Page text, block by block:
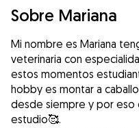
Sobre Mariana
Mi nombre es Mariana
veterinaria con
estos momentos
hobby es montar a
desde siempre y por eso
estudio🥰.